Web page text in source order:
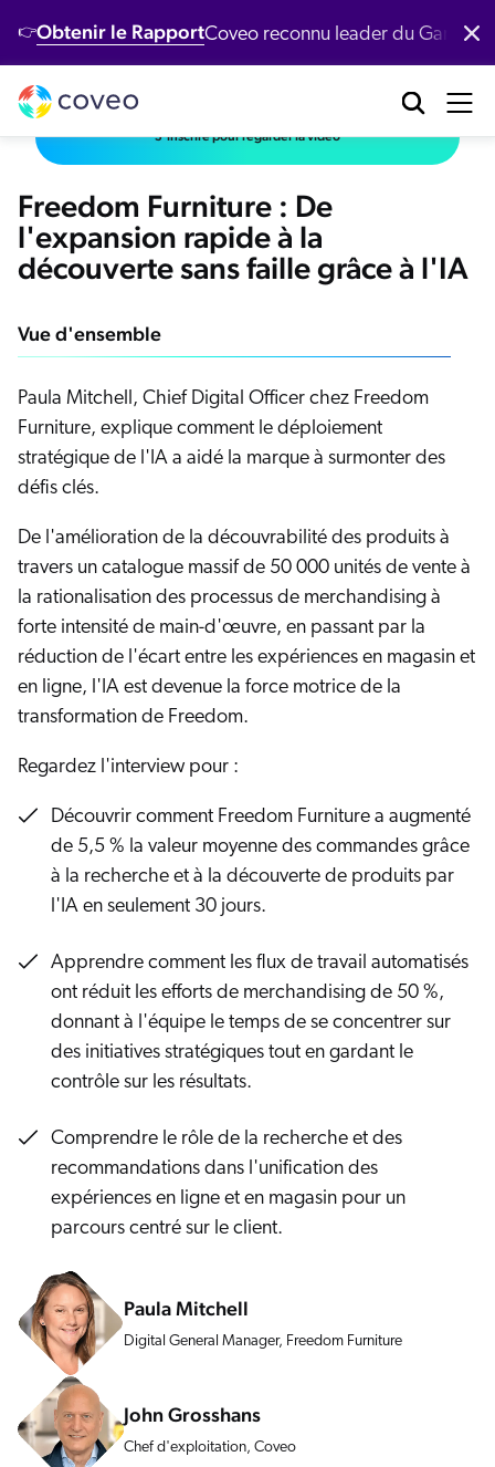
👉Obtenir le RapportCoveo reconnu leader du
Produits
Plateforme
conversationnelle Nouveau
de récupération passages
de contenu
COMMERCE
SERVICE CLIENT
MILIEU DE TRAVAIL
Salesforce
Shopify
Optimizely
Adobe
Zendesk
toutes les intégrations
Industries
industrielle
au détail
financiers
Clients
Nos clients récompensés
succès client
professionnels
communauté
partenaires
des partenaires
Développeurs
Labs
Coveo Connect
Links
unifiée
Code Sandbox
de la pertinence
Ressources
de ressources
clients
et webinaires
demande
360
populaires
Modèles d'IA
Quoi de neuf ?
Études de cas
Étude de cas Xero
S'inscrire pour regarder la vidéo
Freedom Furniture : De
l'expansion rapide à la
découverte sans faille grâce à l'IA
Vue d'ensemble
Paula Mitchell, Chief Digital Officer chez Freedom
Furniture, explique comment le déploiement
stratégique de l'IA a aidé la marque à surmonter des
défis clés.
De l'amélioration de la découvrabilité des produits à
travers un catalogue massif de 50 000 unités de vente à
la rationalisation des processus de merchandising à
forte intensité de main-d'œuvre, en passant par la
réduction de l'écart entre les expériences en magasin et
en ligne, l'IA est devenue la force motrice de la
transformation de Freedom.
Regardez l'interview pour :
Découvrir comment Freedom Furniture a augmenté
de 5,5 % la valeur moyenne des commandes grâce
à la recherche et à la découverte de produits par
l'IA en seulement 30 jours.
Apprendre comment les flux de travail automatisés
ont réduit les efforts de merchandising de 50 %,
donnant à l'équipe le temps de se concentrer sur
des initiatives stratégiques tout en gardant le
contrôle sur les résultats.
Comprendre le rôle de la recherche et des
recommandations dans l'unification des
expériences en ligne et en magasin pour un
parcours centré sur le client.
Paula Mitchell
Digital General Manager, Freedom Furniture
John Grosshans
Chef d'exploitation, Coveo